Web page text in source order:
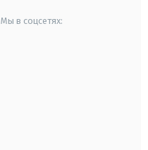
Мы в соцсетях: